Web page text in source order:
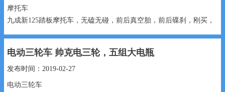
摩托车
九成新125踏板摩托车，无磕无碰，前后真空胎，前后碟刹，刚买，
1350元 13303199135...
电动三轮车 帅克电三轮，五组大电瓶
发布时间：2019-02-27
电动三轮车